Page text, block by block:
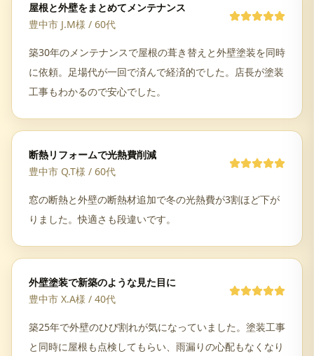
屋根と外壁をまとめてメンテナンス
豊中市 J.M様 / 60代
築30年のメンテナンスで屋根の葺き替えと外壁塗装を同時
に依頼。足場代が一回で済んで経済的でした。店長が塗装
工事もわかるので安心でした。
断熱リフォームで光熱費削減
豊中市 Q.T様 / 60代
窓の断熱と外壁の断熱材追加で冬の光熱費が3割ほど下が
りました。快適さも段違いです。
外壁塗装で新築のような見た目に
豊中市 X.A様 / 40代
築25年で外壁のひび割れが気になっていました。塗装工事
と同時に屋根も点検してもらい、雨漏りの心配もなくなり